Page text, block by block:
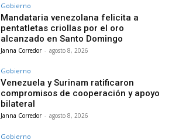
Gobierno
Mandataria venezolana felicita a
pentatletas criollas por el oro
alcanzado en Santo Domingo
Janna Corredor - agosto 8, 2026
Gobierno
Venezuela y Surinam ratificaron
compromisos de cooperación y apoyo
bilateral
Janna Corredor - agosto 8, 2026
Gobierno